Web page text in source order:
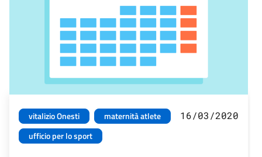
vitalizio Onesti
maternità atlete
ufficio per lo sport
16/03/2020